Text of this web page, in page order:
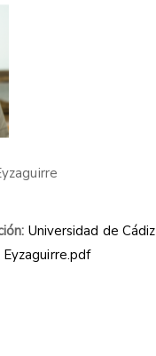
Universidad de Cádiz